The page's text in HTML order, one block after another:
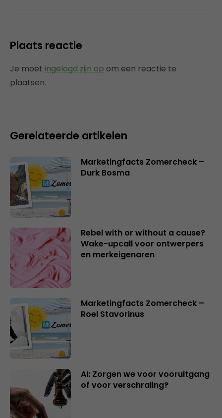
Plaats reactie
Je moet ingelogd zijn op om een reactie te
plaatsen.
Gerelateerde artikelen
Marketingfacts Zomercheck –
Durk Bosma
Rebel with or without a cause?
Wake-upcall voor ontwerpers
en merkeigenaren
Marketingfacts Zomercheck –
Roel Stavorinus
AI: Zorgen we voor vooruitgang
of voor verschraling?